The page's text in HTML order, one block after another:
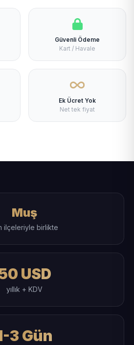
Güvenli Ödeme
Kart / Havale
Ek Ücret Yok
Net tek fiyat
Muş
ilçeleriyle birlikte
USD
yıllık + KDV
3 Gün